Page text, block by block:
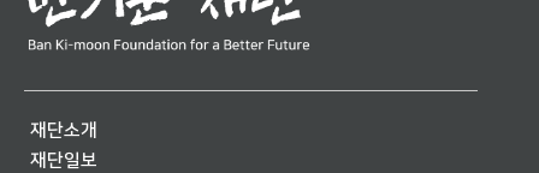
재단소개
재단일보